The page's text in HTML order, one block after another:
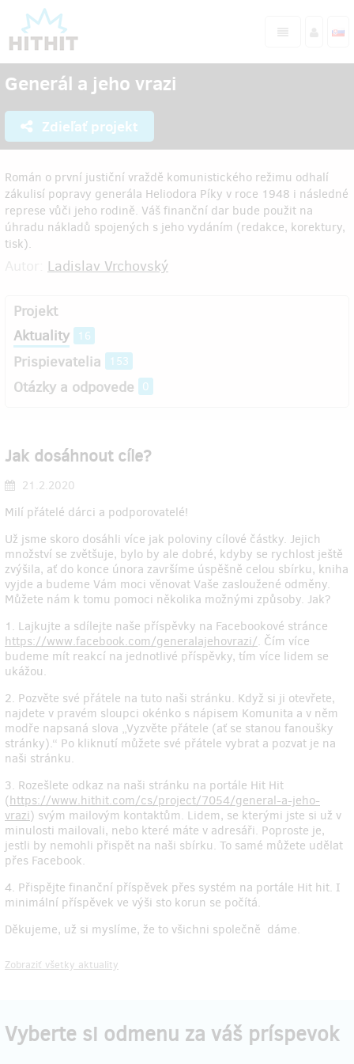
Generál a jeho vrazi
Zdieľať projekt
Román o první justiční vraždě komunistického režimu odhalí
zákulisí popravy generála Heliodora Píky v roce 1948 i následné
represe vůči jeho rodině. Váš finanční dar bude použit na
úhradu nákladů spojených s jeho vydáním (redakce, korektury,
tisk).
Ladislav Vrchovský
Projekt
Aktuality
16
Prispievatelia 153
Otázky a odpovede 0
Jak dosáhnout cíle?
21.2.2020
Milí přátelé dárci a podporovatelé!
Už jsme skoro dosáhli více jak poloviny cílové částky. Jejich
množství se zvětšuje, bylo by ale dobré, kdyby se rychlost ještě
zvýšila, ať do konce února završíme úspěšně celou sbírku, kniha
vyjde a budeme Vám moci věnovat Vaše zasloužené odměny.
Můžete nám k tomu pomoci několika možnými způsoby. Jak?
1. Lajkujte a sdílejte naše příspěvky na Facebookové stránce
https://www.facebook.com/generalajehovrazi/. Čím více
budeme mít reakcí na jednotlivé příspěvky, tím více lidem se
ukážou.
2. Pozvěte své přátele na tuto naši stránku. Když si ji otevřete,
najdete v pravém sloupci okénko s nápisem Komunita a v něm
modře napsaná slova „Vyzvěte přátele (ať se stanou fanoušky
stránky).“ Po kliknutí můžete své přátele vybrat a pozvat je na
naši stránku.
3. Rozešlete odkaz na naši stránku na portále Hit Hit
(https://www.hithit.com/cs/project/7054/general-a-jeho-
vrazi) svým mailovým kontaktům. Lidem, se kterými jste si už v
minulosti mailovali, nebo které máte v adresáři. Poproste je,
jestli by nemohli přispět na naši sbírku. To samé můžete udělat
přes Facebook.
4. Přispějte finanční příspěvek přes systém na portále Hit hit. I
minimální příspěvek ve výši sto korun se počítá.
Děkujeme, už si myslíme, že to všichni společně dáme.
Zobraziť všetky aktuality
Vyberte si odmenu za váš príspevok